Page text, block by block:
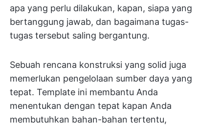
apa yang perlu dilakukan, kapan, siapa yang
bertanggung jawab, dan bagaimana tugas-
tugas tersebut saling bergantung.
Sebuah rencana konstruksi yang solid juga
memerlukan pengelolaan sumber daya yang
tepat. Template ini membantu Anda
menentukan dengan tepat kapan Anda
membutuhkan bahan-bahan tertentu,